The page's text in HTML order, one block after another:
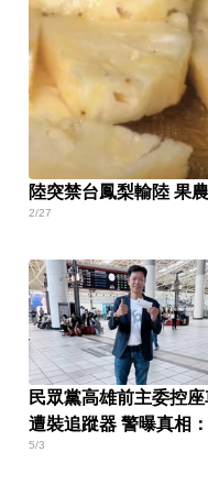
陸突禁台鳳梨輸陸 果
2/27
民眾黨高雄前主委控
遭裝追蹤器 警曝真相
私人因素
5/3